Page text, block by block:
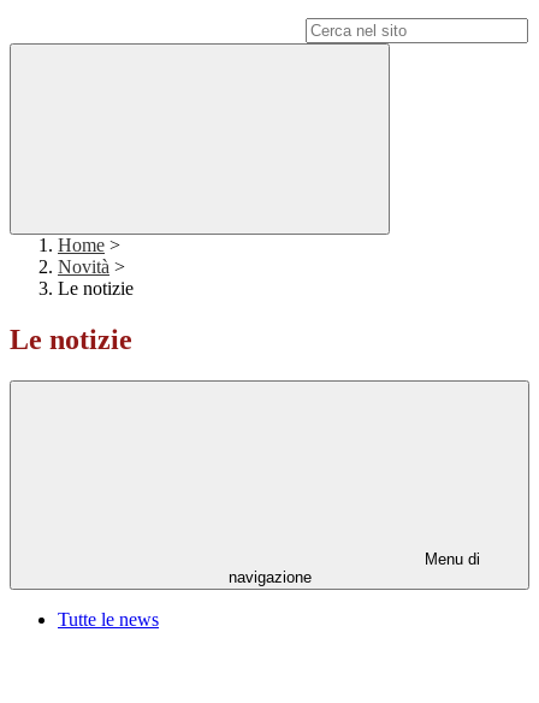
Home >
Novità >
Le notizie
Le notizie
Menu di
navigazione
Tutte le news